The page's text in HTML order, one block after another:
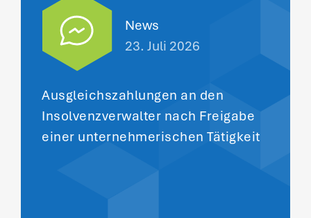
News
23. Juli 2026
Ausgleichszahlungen an den
Insolvenzverwalter nach Freigabe
einer unternehmerischen Tätigkeit